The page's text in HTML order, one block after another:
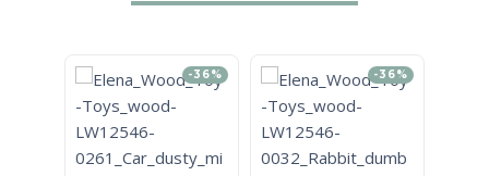
-36% -36%